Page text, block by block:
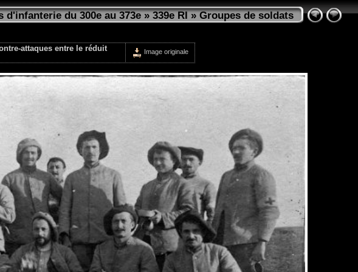
d'infanterie du 300e au 373e»339e RI»Groupes de soldats
attaques entre le réduit
Image originale